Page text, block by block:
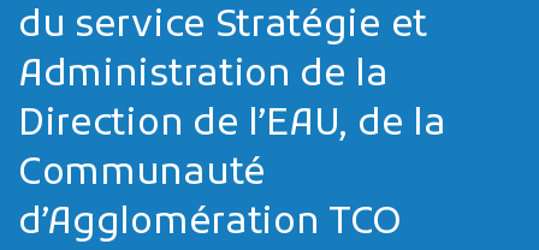
MES DÉMARCHES
du service Stratégie et
Administration de la
Direction de l’EAU, de la
Communauté
d’Agglomération TCO